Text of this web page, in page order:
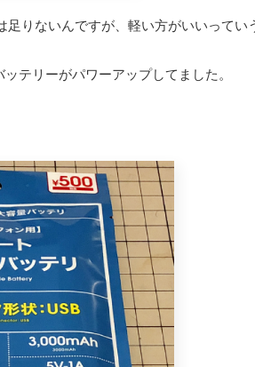
足りないんですが、軽い方がいいってい
テリーがパワーアップしてました。